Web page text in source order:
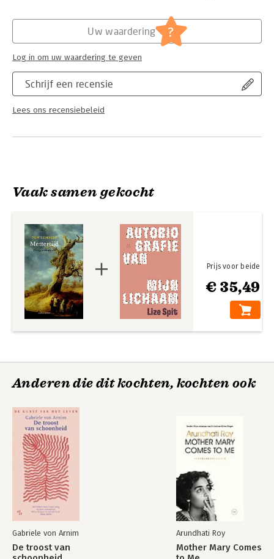
Literatuur en romans
Schrijf een recensie
Lees ons recensiebeleid
Uw waardering ?
Log in om uw waardering te geven
Vaak samen gekocht
€ 35,49
Prijs voor beide
Anderen die dit kochten, kochten ook
Gabriele von Arnim
De troost van
Arundhati Roy
Mother Mary Comes